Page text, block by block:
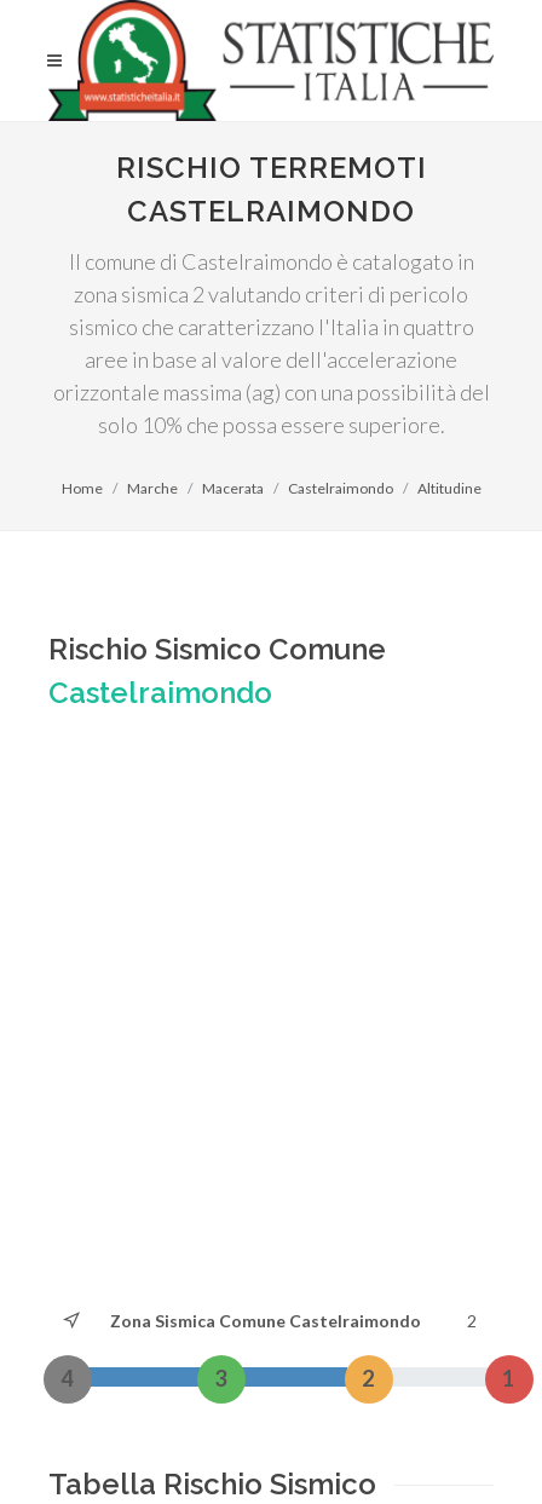
RISCHIO TERREMOTI
CASTELRAIMONDO
Il comune di Castelraimondo è catalogato in
zona sismica 2 valutando criteri di pericolo
sismico che caratterizzano l'Italia in quattro
aree in base al valore dell'accelerazione
orizzontale massima (ag) con una possibilità del
solo 10% che possa essere superiore.
Home Marche Macerata Castelraimondo Altitudine
Rischio Sismico Comune
Castelraimondo
Zona Sismica Comune Castelraimondo 2
4 3 2 1
Tabella Rischio Sismico